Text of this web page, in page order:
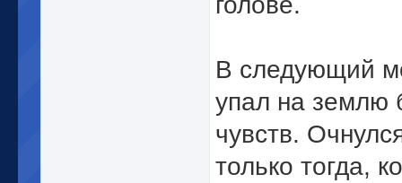
В следующий
упал на землю
чувств.
только тогда,